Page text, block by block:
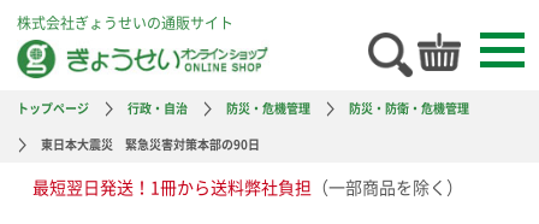
株式会社ぎょうせいの通販サイト
トップページ 行政・自治 防災・危機管理
防災・防衛・危機管理
東日本大震災 緊急災害対策本部の90日
最短翌日発送！1冊から送料弊社負担 （一部商品を除く）